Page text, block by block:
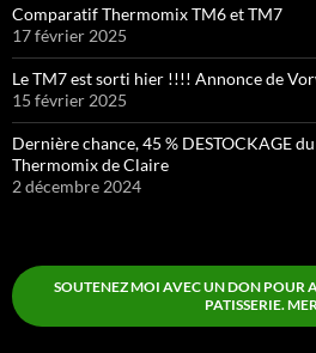
Comparatif Thermomix TM6 et TM7
17 février 2025
Le TM7 est sorti hier !!!! Annonce de
15 février 2025
Dernière chance, 45 % DESTOCKAGE
Thermomix de Claire
2 décembre 2024
SOUTENEZ MOI AVEC UN DON POUR
PATISSERIE.